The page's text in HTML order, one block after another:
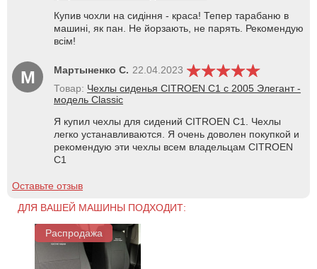
Купив чохли на сидіння - краса! Тепер тарабаню в
машині, як пан. Не йорзають, не парять. Рекомендую
всім!
М Мартыненко С. 22.04.2023
Товар: Чехлы сиденья CITROEN С1 с 2005 Элегант -
модель Classic
Я купил чехлы для сидений CITROEN С1. Чехлы
легко устанавливаются. Я очень доволен покупкой и
рекомендую эти чехлы всем владельцам CITROEN
С1
Оставьте отзыв
ДЛЯ ВАШЕЙ МАШИНЫ ПОДХОДИТ:
Распродажа